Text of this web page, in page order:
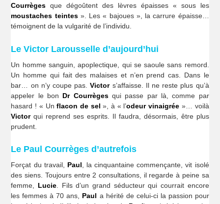
Courrèges que dégoûtent des lèvres épaisses « sous les
moustaches teintes». Les « bajoues », la carrure épaisse…
témoignent de la vulgarité de l’individu.
Le Victor Larousselle d’aujourd’hui
Un homme sanguin, apoplectique, qui se saoule sans remord.
Un homme qui fait des malaises et n’en prend cas. Dans le
bar… on n’y coupe pas.Victors’affaisse. Il ne reste plus qu’à
appeler le bon Dr Courrègesqui passe par là, comme par
hasard ! « Unflacon de sel », à « l’odeur vinaigrée »… voilà
Victorqui reprend ses esprits. Il faudra, désormais, être plus
prudent.
Le Paul Courrèges d’autrefois
Forçat du travail, Paul, la cinquantaine commençante, vit isolé
des siens. Toujours entre 2 consultations, il regarde à peine sa
femme, Lucie. Fils d’un grand séducteur qui courrait encore
les femmes à 70 ans, Paul a hérité de celui-ci la passion pour